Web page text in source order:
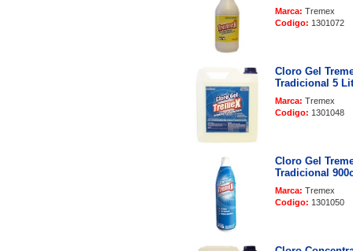
Marca: Tremex
Codigo: 1301072
Cloro Gel
Tradicional 5
Marca: Tremex
Codigo: 1301048
Cloro Gel
Tradicional
Marca: Tremex
Codigo: 1301050